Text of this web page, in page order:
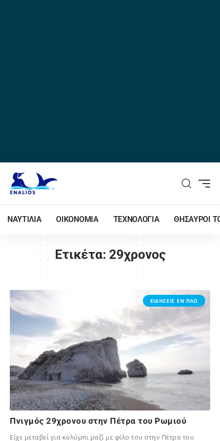
ΝΑΥΤΙΛΙΑ ΟΙΚΟΝΟΜΙΑ ΤΕΧΝΟΛΟΓΙΑ ΘΗΣΑΥΡΟΙ
Ετικέτα:29χρονος
ΕΙΔΗΣΕΙΣ ΕΝ ΠΛΩ
Πνιγμός 29χρονου στην Πέτρα του Ρωμιού
Είχε μεταβεί για κολύμπι μαζί με φίλο του στην Πέτρα του